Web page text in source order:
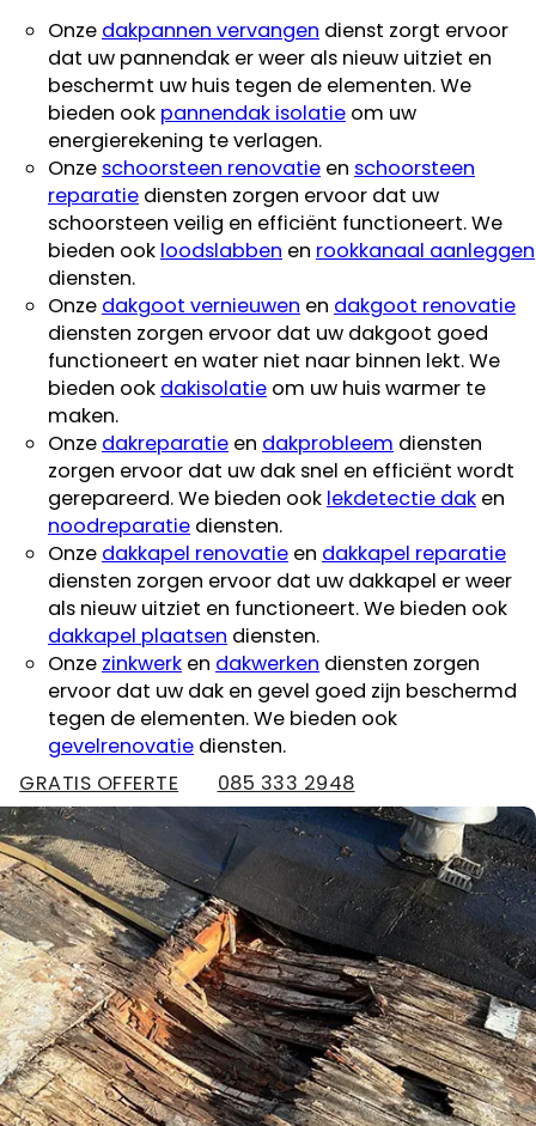
Onze dakpannen vervangen dienst zorgt ervoor
dat uw pannendak er weer als nieuw uitziet en
beschermt uw huis tegen de elementen. We
bieden ook pannendak isolatie om uw
energierekening te verlagen.
Onze schoorsteen renovatie en schoorsteen
reparatie diensten zorgen ervoor dat uw
schoorsteen veilig en efficiënt functioneert. We
bieden ook loodslabben en rookkanaal aanleggen
diensten.
Onze dakgoot vernieuwen en dakgoot renovatie
diensten zorgen ervoor dat uw dakgoot goed
functioneert en water niet naar binnen lekt. We
bieden ook dakisolatie om uw huis warmer te
maken.
Onze dakreparatie en dakprobleem diensten
zorgen ervoor dat uw dak snel en efficiënt wordt
gerepareerd. We bieden ook lekdetectie dak en
noodreparatie diensten.
Onze dakkapel renovatie en dakkapel reparatie
diensten zorgen ervoor dat uw dakkapel er weer
als nieuw uitziet en functioneert. We bieden ook
dakkapel plaatsen diensten.
Onze zinkwerk en dakwerken diensten zorgen
ervoor dat uw dak en gevel goed zijn beschermd
tegen de elementen. We bieden ook
gevelrenovatie diensten.
GRATIS OFFERTE
085 333 2948